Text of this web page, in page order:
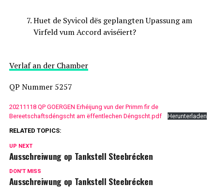
Huet de Syvicol dës geplangten Upassung am
Virfeld vum Accord aviséiert?
Verlaf an der Chamber
QP Nummer 5257
20211118 QP GOERGEN Erhéijung vun der Primm fir de
Bereetschaftsdéngscht am ëffentlechen Déngscht.pdf
Herunterladen
RELATED TOPICS:
UP NEXT
Ausschreiwung op Tankstell Steebrécken
DON'T MISS
Ausschreiwung op Tankstell Steebrécken